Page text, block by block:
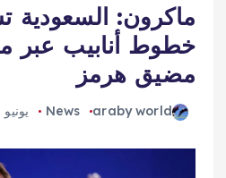
ماكرون: السعودية
خطوط أنابيب عبر
مضيق هرمز
araby world
News يونيو 16, 2026